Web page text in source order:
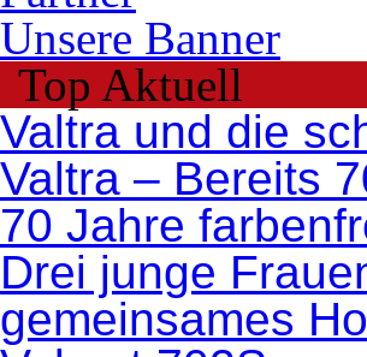
Unsere Banner
Top Aktuell
Valtra und die
Valtra – Bereits
70 Jahre
Drei junge
gemeinsames